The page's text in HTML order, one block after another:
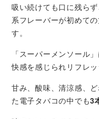
吸い続けても口に残ら
系フレーバーが初めて
す。
「スーパーメンソール
快感を感じられリフレ
甘み、酸味、清涼感、
た電子タバコの中でも3